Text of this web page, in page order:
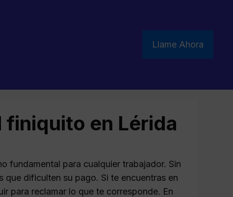
Llame Ahora
finiquito en Lérida
fundamental para cualquier trabajador. Sin
dificulten su pago. Si te encuentras en
para reclamar lo que te corresponde. En